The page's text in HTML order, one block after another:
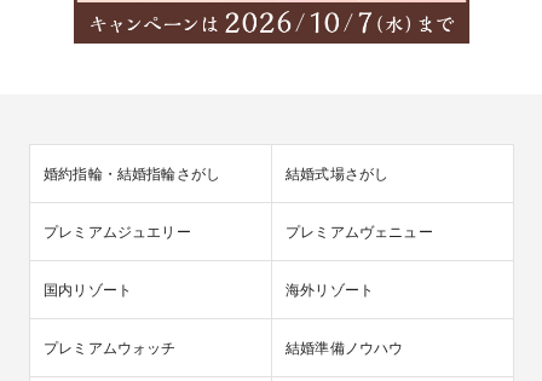
婚約指輪・結婚指輪さがし 結婚式場さがし
プレミアムジュエリー プレミアムヴェニュー
国内リゾート 海外リゾート
プレミアムウォッチ 結婚準備ノウハウ